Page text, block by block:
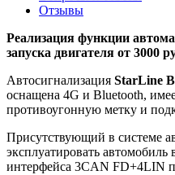
Отзывы
Реализация функции
запуска двигателя от 3000
Автосигнализация StarLine
оснащена 4G и Bluetooth,
противоугонную метку и
Присутствующий в системе
эксплуатировать
интерфейса 3CAN FD+4LIN